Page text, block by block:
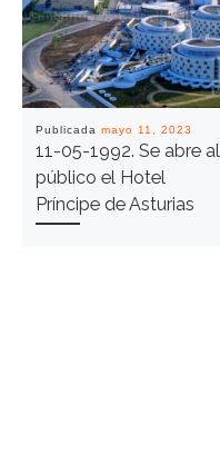
Publicada mayo 11, 2023
11-05-1992. Se abre al
público el Hotel
Príncipe de Asturias